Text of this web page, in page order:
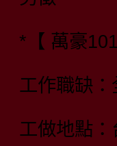
*【 萬豪
工作職缺
工做地點